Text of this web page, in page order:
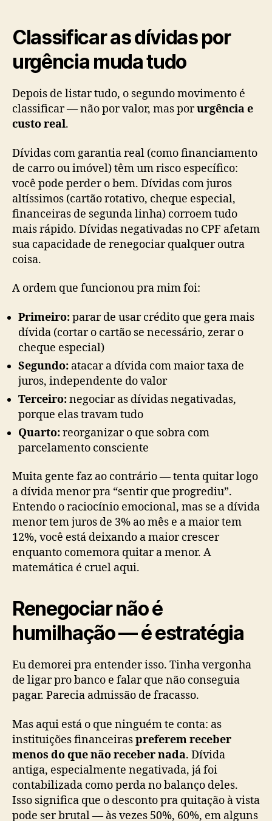
Classificar as dívidas por
urgência muda tudo
Depois de listar tudo, o segundo movimento é
classificar — não por valor, mas porurgência e
custo real.
Dívidas com garantia real (como financiamento
de carro ou imóvel) têm um risco específico:
você pode perder o bem. Dívidas com juros
altíssimos (cartão rotativo, cheque especial,
financeiras de segunda linha) corroem tudo
mais rápido. Dívidas negativadas no CPF afetam
sua capacidade de renegociar qualquer outra
coisa.
A ordem que funcionou pra mim foi:
Primeiro:parar de usar crédito que gera mais
dívida (cortar o cartão se necessário, zerar o
cheque especial)
Segundo: atacar a dívida com maior taxa de
juros, independente do valor
Terceiro:negociar as dívidas negativadas,
porque elas travam tudo
Quarto:reorganizar o que sobra com
parcelamento consciente
Muita gente faz ao contrário — tenta quitar logo
a dívida menor pra “sentir que progrediu”.
Entendo o raciocínio emocional, mas se a dívida
menor tem juros de 3% ao mês e a maior tem
12%, você está deixando a maior crescer
enquanto comemora quitar a menor. A
matemática é cruel aqui.
Renegociar não é
humilhação — é estratégia
Eu demorei pra entender isso. Tinha vergonha
de ligar pro banco e falar que não conseguia
pagar. Parecia admissão de fracasso.
Mas aqui está o que ninguém te conta: as
instituições financeiraspreferem receber
menos do que não receber nada. Dívida
antiga, especialmente negativada, já foi
contabilizada como perda no balanço deles.
Isso significa que o desconto pra quitação à vista
pode ser brutal — às vezes 50%, 60%, em alguns